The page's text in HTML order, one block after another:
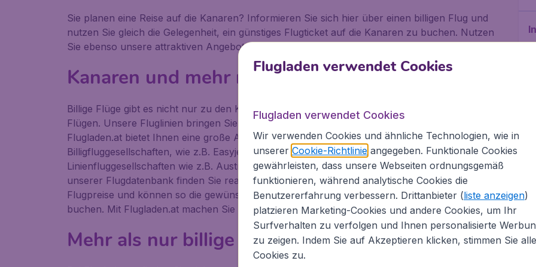
Sie planen eine Reise auf die Kanaren? Informieren Sie sich hier über einen billigen Flug und
nutzen Sie gleich die Gelegenheit, ein günstiges Flugticket auf die Kanaren zu buchen. Nutzen
Sie ebenso unsere attraktiven Angebote und die günstigen Preise der Fluglinien.
Kanaren und mehr mit Flugladen.at
Billige Flüge gibt es nicht nur zu den Kanaren. Beachten Sie unser umfangreiches Angebot an
Flügen. Unsere Fluglinien bringen Sie auch zu anderen nationalen und internationalen Zielen.
Flugladen.at bietet Ihnen eine große Auswahl an Flugpreisen von vielen bekannten
Billigfluggesellschaften, wie z.B. Easyjet, RyanAir unf Air Berlin, aber auch von vielen
Linienfluggesellschaften wie z.B. Austrian, British Airways, Lufthansa, SWISS oder KLM. In
unserer Flugdatenbank finden Sie realtime und in einem Überblick unsere günstigsten
Flugpreise und können so die gewünschten Flüge auf die Kanaren schnell und bequem online
buchen. Mit Flugladen.at machen Sie mehr aus Ihrem Reisebudget!
Mehr als nur billige Flugtickets
Flugladen verwendet Cookies
Flugladen verwendet Cookies
Wir verwenden Cookies und ähnliche Technologien, wie in
unserer Cookie-Richtlinieangegeben. Funktionale Cookies
gewährleisten, dass unsere Webseiten ordnungsgemäß
funktionieren, während analytische Cookies die
Benutzererfahrung verbessern. Drittanbieter (liste anzeigen)
platzieren Marketing-Cookies und andere Cookies, um Ihr
Surfverhalten zu verfolgen und Ihnen personalisierte
zu zeigen. Indem Sie auf Akzeptieren klicken, stimmen Sie
Cookies zu.